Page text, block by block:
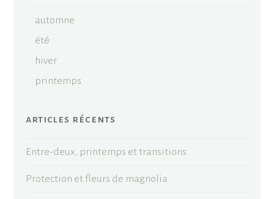
automne
été
hiver
printemps
articles récents
Entre-deux, printemps et transitions
Protection et fleurs de magnolia